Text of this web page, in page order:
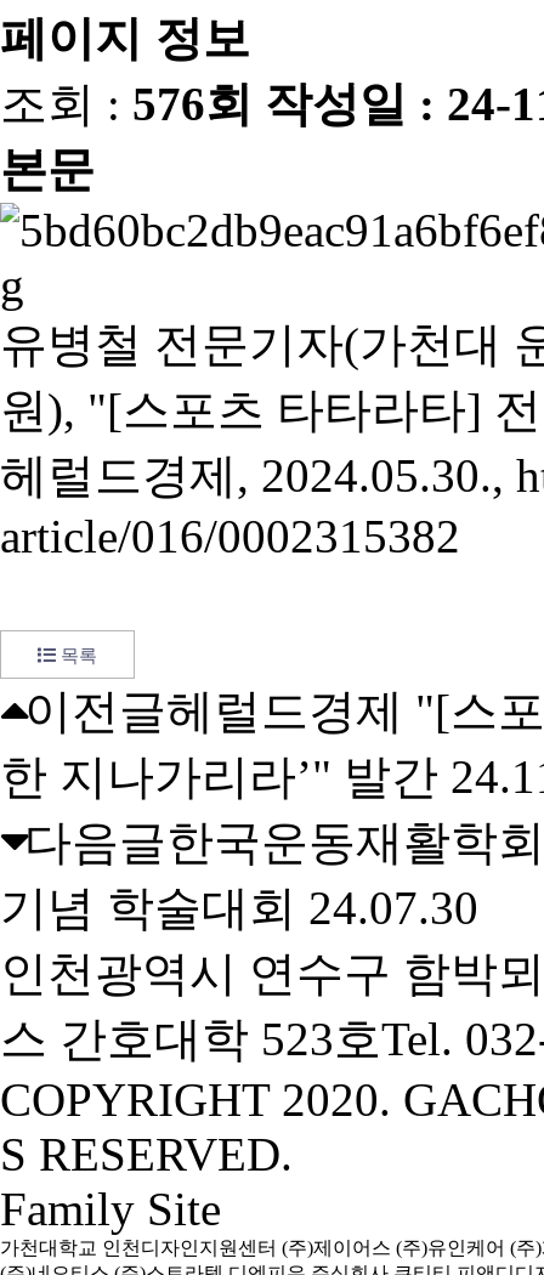
페이지 정보
조회 : 576회 작성일 : 24-
본문
유병철 전문기자(가천대
원), "[스포츠 타타라타]
헤럴드경제, 2024.05.30.,
article/016/0002315382
목록
이전글헤럴드경제 "[스
한 지나가리라’" 발간
다음글한국운동재활학
기념 학술대회 24.07.30
인천광역시 연수구 함박
스 간호대학 523호Tel.
COPYRIGHT 2020.
S RESERVED.
Family Site
가천대학교 인천디자인지원센터 (주)제이어스 (주)유인케어 (주